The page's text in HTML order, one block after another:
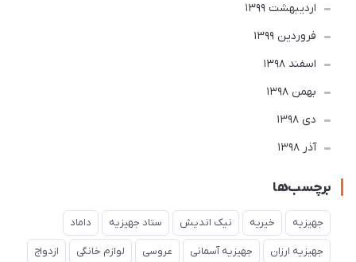
ارديبهشت 1399
فروردین 1399
اسفند 1398
بهمن 1398
دی 1398
آذر 1398
برچسب‌ها
جهیزیه خیریه نیک اندیش ستاد جهیزیه داماد
جهیزیه ارزان جهیزیه آسمانی عروسی لوازم خانگی ازدواج